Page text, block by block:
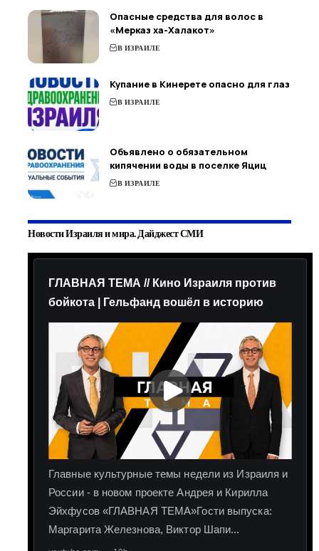
Опасные средства для волос в
«Мерказ ха-Халакот»
В ИЗРАИЛЕ
Купание в Кинерете опасно для глаз
В ИЗРАИЛЕ
Объявлено о обязательном
кипячении воды в поселке Яциц
В ИЗРАИЛЕ
Новости Израиля и мира. Дайджест СМИ